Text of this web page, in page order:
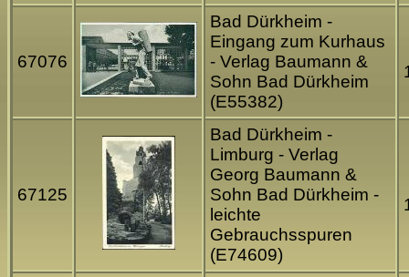
67076
Bad Dürkheim -
Eingang zum Kurhaus
- Verlag Baumann &
Sohn Bad Dürkheim
(E55382)
67125
Bad Dürkheim -
Limburg - Verlag
Georg Baumann &
Sohn Bad Dürkheim -
leichte
Gebrauchsspuren
(E74609)